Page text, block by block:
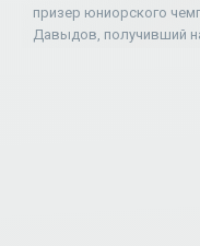
призер юниорского
Давыдов, получивший